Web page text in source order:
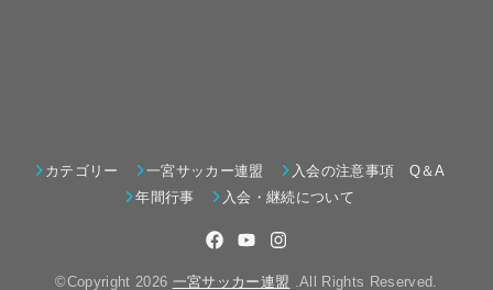
カテゴリー 一宮サッカー連盟
入会の注意事項 Q＆A
年間行事
入会・継続について
©Copyright 2026 一宮サッカー連盟 .All Rights Reserved.